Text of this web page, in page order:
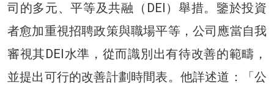
司的多元、平等及共融（DEI）舉措。鑒於投資
者愈加重視招聘政策與職場平等，公司應當自我
審視其DEI水準，從而識別出有待改善的範疇，
並提出可行的改善計劃時間表。他詳述道：「公